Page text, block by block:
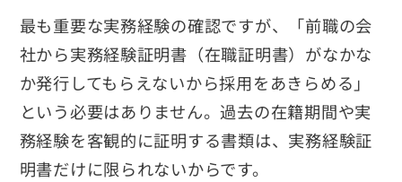
最も重要な実務経験の確認ですが、「前職の会
社から実務経験証明書（在職証明書）がなかな
か発行してもらえないから採用をあきらめる」
という必要はありません。過去の在籍期間や実
務経験を客観的に証明する書類は、実務経験証
明書だけに限られないからです。